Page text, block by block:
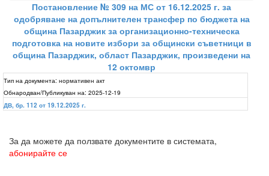
Постановление № 309 на МС от 16.12.2025 г. за
одобряване на допълнителен трансфер по бюджета на
община Пазарджик за организационно-техническа
подготовка на новите избори за общински съветници в
община Пазарджик, област Пазарджик, произведени на
12 октомвр
Тип на документа: нормативен акт
Обнародван/Публикуван на: 2025-12-19
ДВ, бр. 112 от 19.12.2025 г.
За да можете да ползвате документите в системата,
абонирайте се